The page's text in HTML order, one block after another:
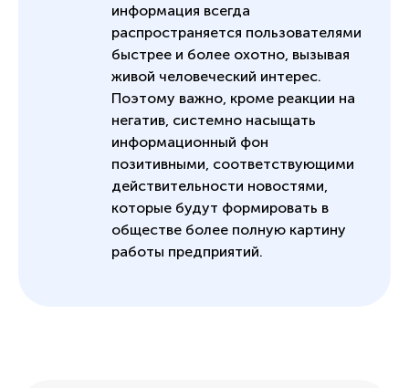
информация всегда
распространяется пользователями
быстрее и более охотно, вызывая
живой человеческий интерес.
Поэтому важно, кроме реакции на
негатив, системно насыщать
информационный фон
позитивными, соответствующими
действительности новостями,
которые будут формировать в
обществе более полную картину
работы предприятий.